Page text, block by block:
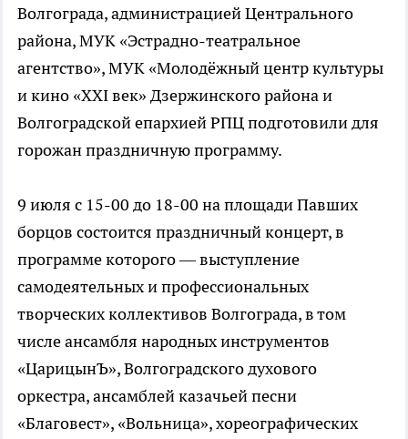
Волгограда, администрацией Центрального
района, МУК «Эстрадно-театральное
агентство», МУК «Молодёжный центр культуры
и кино «ХХI век» Дзержинского района и
Волгоградской епархией РПЦ подготовили для
горожан праздничную программу.
9 июля с 15-00 до 18-00 на площади Павших
борцов состоится праздничный концерт, в
программе которого — выступление
самодеятельных и профессиональных
творческих коллективов Волгограда, в том
числе ансамбля народных инструментов
«ЦарицынЪ», Волгоградского духового
оркестра, ансамблей казачьей песни
«Благовест», «Вольница», хореографических